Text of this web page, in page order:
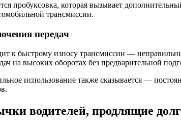
пробуксовка, которая вызывает
трансмиссии.
передач
к быстрому износу трансмиссии —
на высоких оборотах без предварительной
использование также сказывается —
водителей, продлящие